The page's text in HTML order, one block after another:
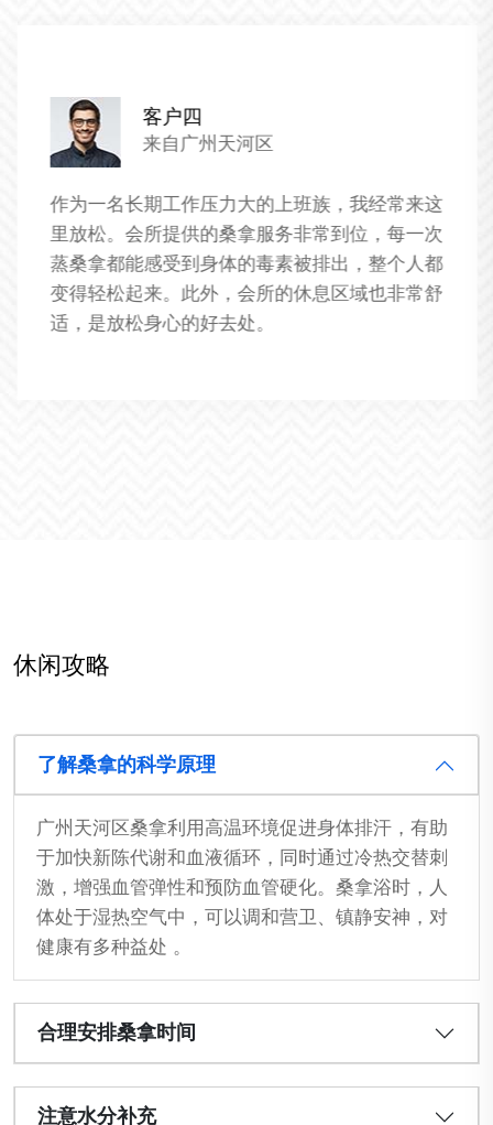
客户五
来自广州天河区
我对于这家养生桑拿会所的服务非常满意。这里
的技师们都经过专业的培训，服务非常到位。我
特别喜欢这里的个性化服务，每次来都能享受到
不同的养生项目，让我的身体得到了全面的放松
和恢复。
休闲攻略
了解桑拿的科学原理
广州天河区桑拿利用高温环境促进身体排汗，有助
于加快新陈代谢和血液循环，同时通过冷热交替刺
激，增强血管弹性和预防血管硬化。桑拿浴时，人
体处于湿热空气中，可以调和营卫、镇静安神，对
健康有多种益处 。
合理安排桑拿时间
注意水分补充